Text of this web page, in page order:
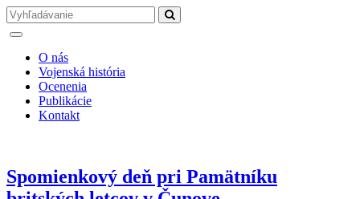
O nás
Vojenská história
Ocenenia
Publikácie
Kontakt
Spomienkový deň pri Pamätníku